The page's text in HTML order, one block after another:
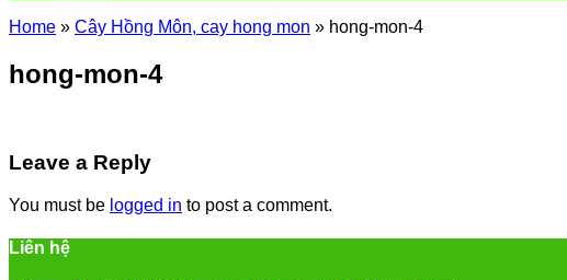
Home » Cây Hồng Môn, cay hong mon » hong-mon-4
hong-mon-4
Leave a Reply
You must be logged in to post a comment.
Liên hệ